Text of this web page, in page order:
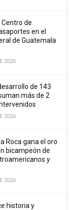
de
en el
de Guatemala
2026
de 143
más de 2
2026
Roca gana el oro
bicampeón de
y
2026
historia y